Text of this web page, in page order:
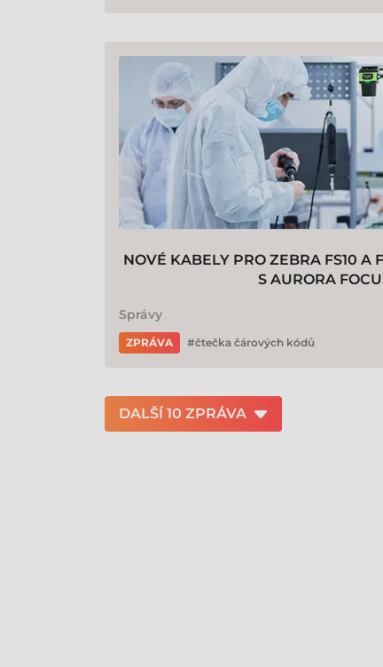
NOVÉ KABELY PRO ZEBRA FS10 A
S AURORA
Správy
ZPRÁVA čtečka čárových kódů
DALŠÍ 10 ZPRÁVA